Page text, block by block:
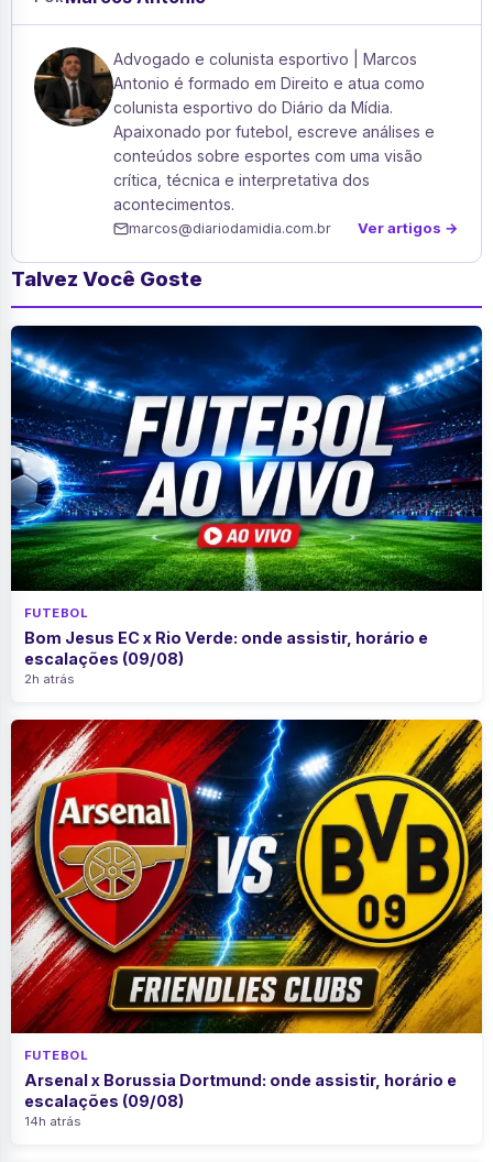
Advogado e colunista esportivo | Marcos
Antonio é formado em Direito e atua como
colunista esportivo do Diário da Mídia.
Apaixonado por futebol, escreve análises e
conteúdos sobre esportes com uma visão
crítica, técnica e interpretativa dos
acontecimentos.
marcos@diariodamidia.com.br Ver artigos →
Talvez Você Goste
FUTEBOL
Bom Jesus EC x Rio Verde: onde assistir, horário e
escalações (09/08)
2h atrás
FUTEBOL
Arsenal x Borussia Dortmund: onde assistir, horário e
escalações (09/08)
14h atrás